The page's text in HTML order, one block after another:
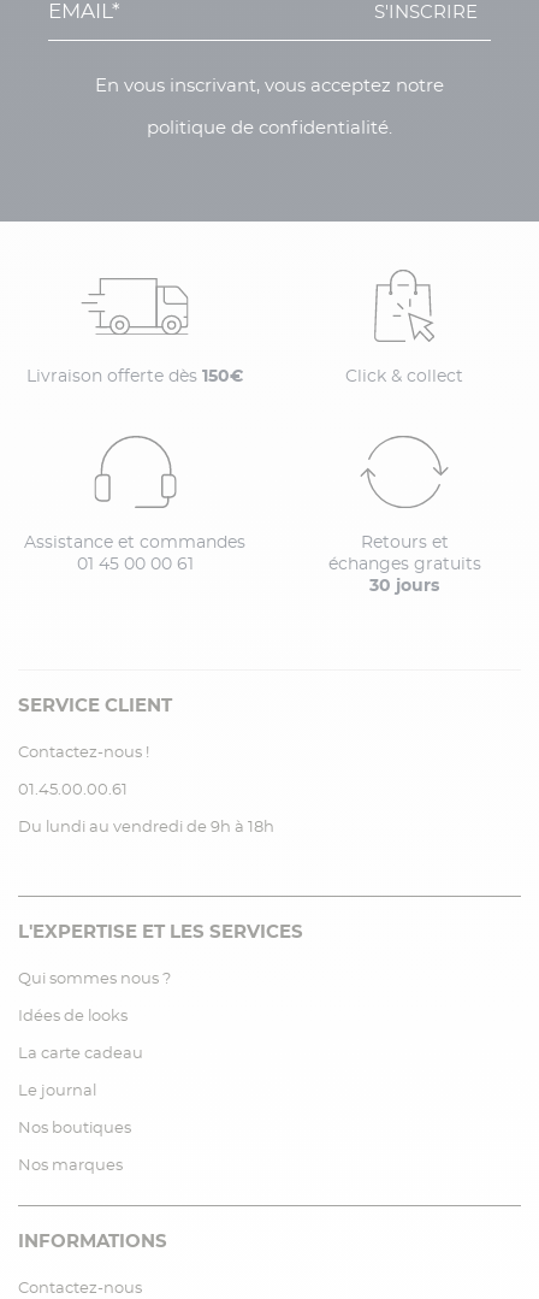
S'INSCRIRE
En vous inscrivant, vous acceptez notre
politique de confidentialité.
Livraison offerte dès 150€ Click & collect
Assistance et commandes
01 45 00 00 61
Retours et
échanges gratuits
30 jours
SERVICE CLIENT
Contactez-nous !
01.45.00.00.61
Du lundi au vendredi de 9h à 18h
L'EXPERTISE ET LES SERVICES
Qui sommes nous ?
Idées de looks
La carte cadeau
Le journal
Nos boutiques
Nos marques
INFORMATIONS
Contactez-nous